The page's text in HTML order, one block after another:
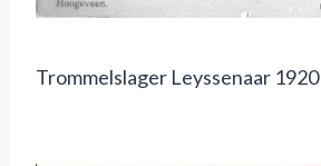
Trommelslager Leyssenaar 1920